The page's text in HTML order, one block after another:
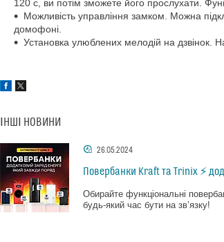
120 с, ви потім зможете його прослухати.
Можливість управління замком. Можна
домофоні.
Установка улюблених мелодій на дзвінок.
ІНШІ НОВИНИ
26.05.2024
Повербанки Kraft та Trinix ⚡
Обирайте функціональні
будь-який час бути на звʼязку!